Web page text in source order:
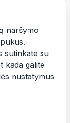
29
naršymo
sutinkate su
kada galite
nustatymus